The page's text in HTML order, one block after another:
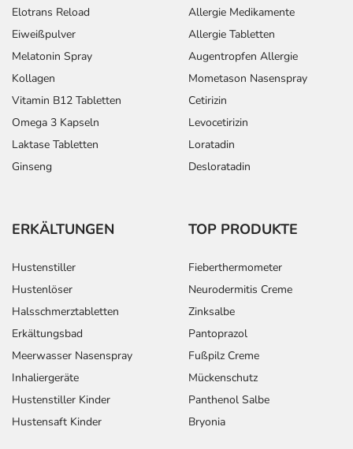
Elotrans Reload
Eiweißpulver
Melatonin Spray
Kollagen
Vitamin B12 Tabletten
Omega 3 Kapseln
Laktase Tabletten
Ginseng
Allergie Medikamente
Allergie Tabletten
Augentropfen Allergie
Mometason Nasenspray
Cetirizin
Levocetirizin
Loratadin
Desloratadin
ERKÄLTUNGEN
Hustenstiller
Hustenlöser
Halsschmerztabletten
Erkältungsbad
Meerwasser Nasenspray
Inhaliergeräte
Hustenstiller Kinder
Hustensaft Kinder
TOP PRODUKTE
Fieberthermometer
Neurodermitis Creme
Zinksalbe
Pantoprazol
Fußpilz Creme
Mückenschutz
Panthenol Salbe
Bryonia